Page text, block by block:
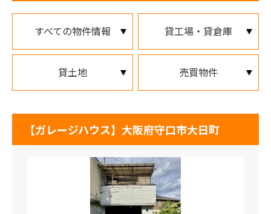
すべての物件情報 貸工場・貸倉庫
貸土地 売買物件
【ガレージハウス】大阪府守口市大日町